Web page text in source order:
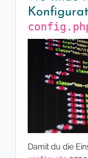
Damit du die